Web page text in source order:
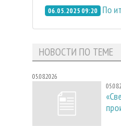
06.05.2025 09:20 По
НОВОСТИ ПО ТЕМЕ
05.08.2026